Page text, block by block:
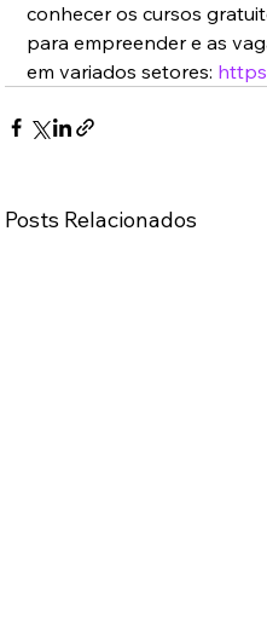
conhecer os cursos
para empreender e as
em variados setores:
Posts Relacionados